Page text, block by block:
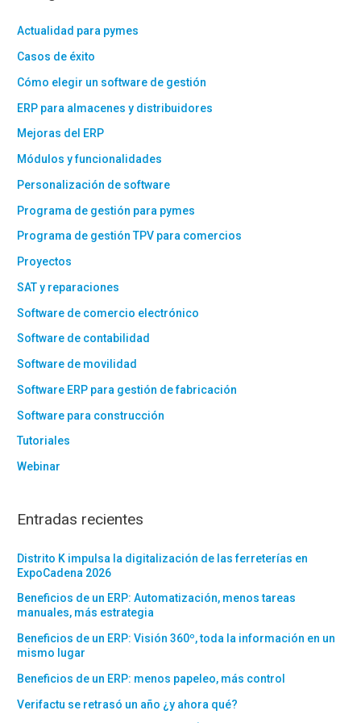
Actualidad para pymes
Casos de éxito
Cómo elegir un software de gestión
ERP para almacenes y distribuidores
Mejoras del ERP
Módulos y funcionalidades
Personalización de software
Programa de gestión para pymes
Programa de gestión TPV para comercios
Proyectos
SAT y reparaciones
Software de comercio electrónico
Software de contabilidad
Software de movilidad
Software ERP para gestión de fabricación
Software para construcción
Tutoriales
Webinar
Entradas recientes
Distrito K impulsa la digitalización de las ferreterías en
ExpoCadena 2026
Beneficios de un ERP: Automatización, menos tareas
manuales, más estrategia
Beneficios de un ERP: Visión 360º, toda la información en un
mismo lugar
Beneficios de un ERP: menos papeleo, más control
Verifactu se retrasó un año ¿y ahora qué?